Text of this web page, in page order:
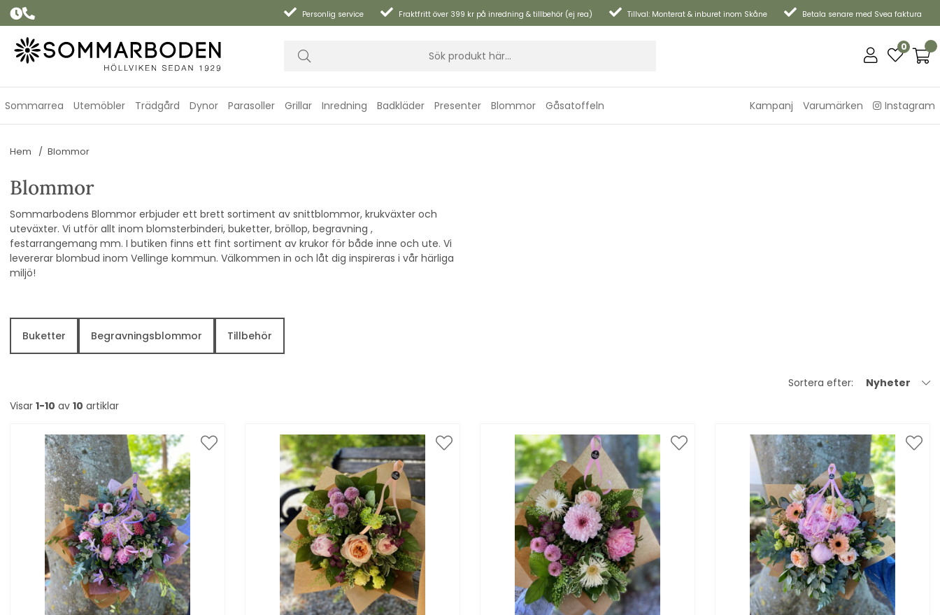
Personlig service Fraktfritt över 399 kr på inredning & tillbehör (ej rea) Tillval: Monterat & inburet inom Skåne Betala senare med Svea faktura
0
Sommarrea Utemöbler Trädgård Dynor Parasoller Grillar Inredning Badkläder Presenter Blommor Gåsatoffeln Kampanj Varumärken Instagram
Hem Blommor
Blommor
Sommarbodens Blommor erbjuder ett brett sortiment av snittblommor, krukväxter och
uteväxter. Vi utför allt inom blomsterbinderi, buketter, bröllop, begravning ,
festarrangemang mm. I butiken finns ett fint sortiment av krukor för både inne och ute. Vi
levererar blombud inom Vellinge kommun. Välkommen in och låt dig inspireras i vår härliga
miljö!
Buketter Begravningsblommor Tillbehör
Sortera efter:
Nyheter
Visar 1-10 av 10 artiklar